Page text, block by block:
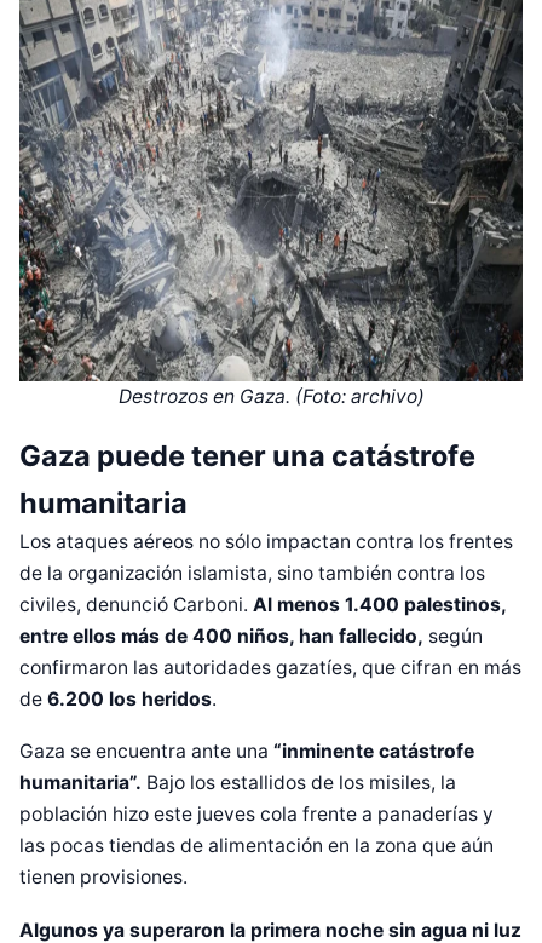
Destrozos en Gaza. (Foto: archivo)
Gaza puede tener una catástrofe
humanitaria
Los ataques aéreos no sólo impactan contra los frentes
de la organización islamista, sino también contra los
civiles, denunció Carboni. Al menos 1.400 palestinos,
entre ellos más de 400 niños, han fallecido, según
confirmaron las autoridades gazatíes, que cifran en más
de 6.200 los heridos.
Gaza se encuentra ante una “inminente catástrofe
humanitaria”. Bajo los estallidos de los misiles, la
población hizo este jueves cola frente a panaderías y
las pocas tiendas de alimentación en la zona que aún
tienen provisiones.
Algunos ya superaron la primera noche sin agua ni luz
Diseñado por Shiro